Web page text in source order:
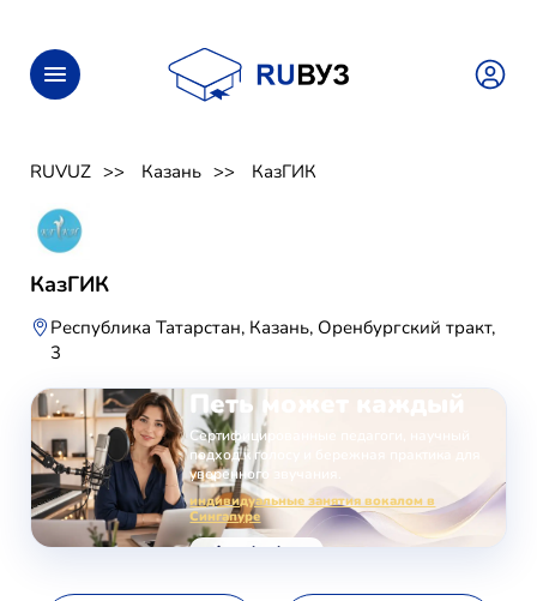
RUVUZ Казань КазГИК
КазГИК
Республика Татарстан, Казань, Оренбургский тракт,
3
Петь может каждый
Сертифицированные педагоги, научный
подход к голосу и бережная практика для
уверенного звучания.
индивидуальные занятия вокалом в
Сингапуре
voice-school.com